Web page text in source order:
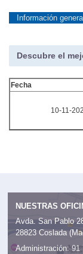
Información general
Descubre el
Fecha
10-11-
NUESTRAS
Avda. San Pablo
28823 Coslada
Administración: 91